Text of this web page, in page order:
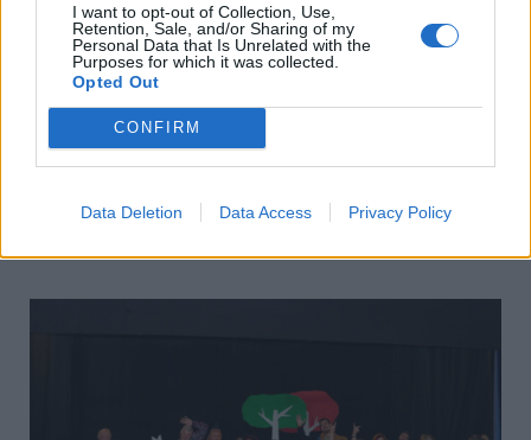
I want to opt-out of Collection, Use,
Retention, Sale, and/or Sharing of my
Personal Data that Is Unrelated with the
Purposes for which it was collected.
Opted Out
CONFIRM
Data Deletion Data Access Privacy Policy
Δημοτικό Ωδείο της ΚΕΠΑ Δήμου Βέροιας-
Εκπαιδευτικές Δραστηριότητες 2022- 2023
Μελωδίες κατάνυξης
Μεγάλη Εβδομάδα θα παρουσιάσουν οι σπουδαστές του Δημοτικού